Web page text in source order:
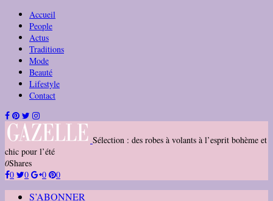
Accueil
People
Actus
Traditions
Mode
Beauté
Lifestyle
Contact
Sélection : des robes à volants à l’esprit bohème et
chic pour l’été
0Shares
0
0 0 0
S’ABONNER